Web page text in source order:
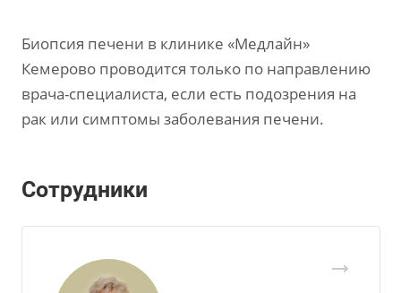
Биопсия печени в клинике «Медлайн»
Кемерово проводится только по направлению
врача-специалиста, если есть подозрения на
рак или симптомы заболевания печени.
Сотрудники